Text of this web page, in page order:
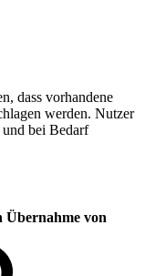
dass vorhandene
werden. Nutzer
und bei Bedarf
Übernahme von